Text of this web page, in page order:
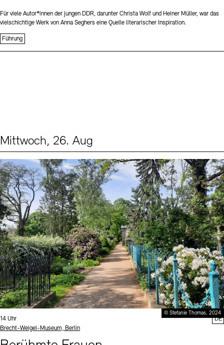
Für viele Autor*innen der jungen DDR, darunter Christa Wolf und Heiner Müller, war das
vielschichtige Werk von Anna Seghers eine Quelle literarischer Inspiration.
Führung
Mittwoch, 26. Aug
© Stefanie Thomas, 2024
Uhrzeit:
14 Uhr
Standort
Brecht-Weigel-Museum, Berlin
DE